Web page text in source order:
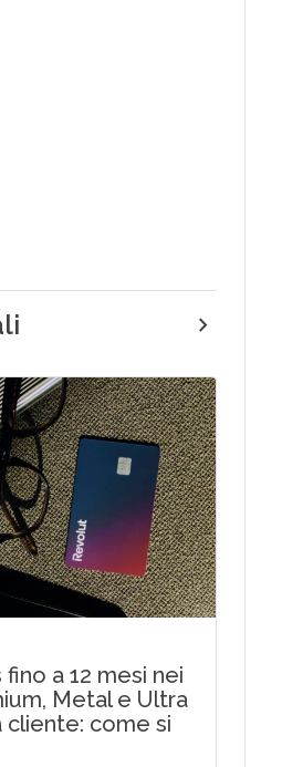
a 12 mesi nei
Metal e Ultra
cliente: come si